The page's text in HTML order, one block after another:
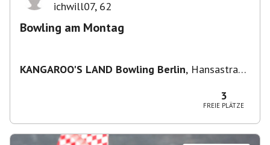
ichwill07, 62
Bowling am Montag
KANGAROO'S LAND Bowling Berlin, Hansastraße
3
FREIE PLÄTZE